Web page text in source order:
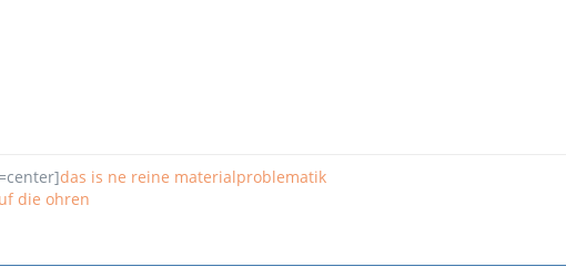
das is ne reine materialproblematik
die ohren